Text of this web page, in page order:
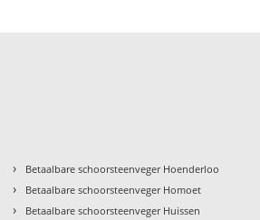
› Betaalbare schoorsteenveger Hoenderloo
› Betaalbare schoorsteenveger Homoet
› Betaalbare schoorsteenveger Huissen